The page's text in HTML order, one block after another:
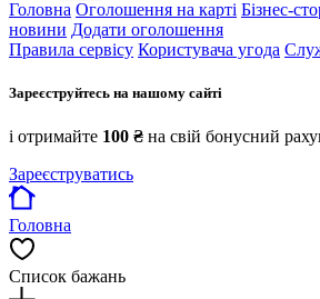
Головна Оголошення на карті Бізнес-
новини Додати оголошення
Правила сервісу Користувача угода
Зареєструйтесь на нашому сайті
і отримайте 100 ₴ на свій бонусний
Зареєструватись
Головна
Список бажань